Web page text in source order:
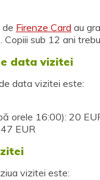
de Firenze Card au
sub 12 ani
data vizitei
data vizitei este:
orele 16:00): 20
EUR
vizitei este: